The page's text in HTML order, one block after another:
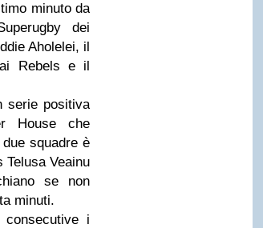
minuto da
dei
Aholelei, il
Rebels e il
serie positiva
House che
squadre è
Veainu
se non
minuti.
i